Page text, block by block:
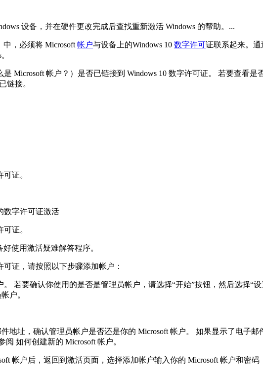
设备，并在硬件更改完成后查找重新激活 Windows 的帮助。...
中，必须将 Microsoft 帐户与设备上的Windows 10 数字许可证联系起来。通
Microsoft 帐户？）是否已链接到 Windows 10 数字许可证。 若要查看
链接。
证。
数字许可证激活
证。
使用激活疑难解答程序。
证，请按照以下步骤添加帐户：
。 若要确认你使用的是否是管理员帐户，请选择“开始”按钮，然后选择“
户。
地址，确认管理员帐户是否还是你的 Microsoft 帐户。 如果显示了电子
如何创建新的 Microsoft 帐户。
帐户后，返回到激活页面，选择添加帐户输入你的 Microsoft 帐户和密码